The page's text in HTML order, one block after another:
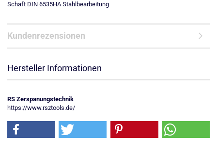
Schaft DIN 6535HA Stahlbearbeitung
Kundenrezensionen
Hersteller Informationen
RS Zerspanungstechnik
https://www.rsztools.de/